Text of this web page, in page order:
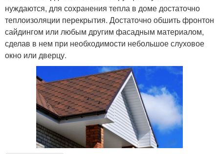
нуждаются, для сохранения тепла в доме достаточно
теплоизоляции перекрытия. Достаточно обшить фронтон
сайдингом или любым другим фасадным материалом,
сделав в нем при необходимости небольшое слуховое
окно или дверцу.